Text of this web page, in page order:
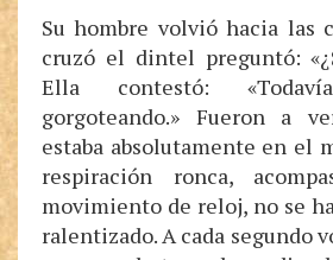
Su hombre volvió hacia las
cruzó el dintel preguntó:
Ella contestó:
gorgoteando.» Fueron a
estaba absolutamente en el
respiración ronca,
movimiento de reloj, no se
ralentizado. A cada segundo